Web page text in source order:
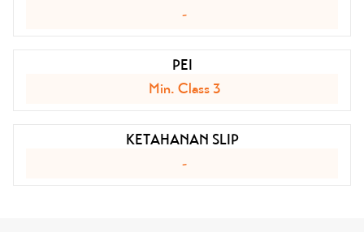
-
PEI
Min. Class 3
KETAHANAN SLIP
-